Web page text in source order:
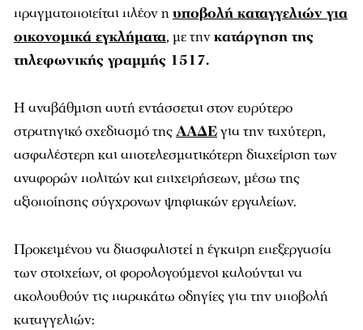
πραγματοποιείται πλέον ηυποβολή καταγγελιών για
οικονομικά εγκλήματα, με τηνκατάργηση της
τηλεφωνικής γραμμής 1517.
Η αναβάθμιση αυτή εντάσσεται στον ευρύτερο
στρατηγικό σχεδιασμό τηςΑΑΔΕγια την ταχύτερη,
ασφαλέστερη και αποτελεσματικότερη διαχείριση των
αναφορών πολιτών και επιχειρήσεων, μέσω της
αξιοποίησης σύγχρονων ψηφιακών εργαλείων.
Προκειμένου να διασφαλιστεί η έγκαιρη επεξεργασία
των στοιχείων, οι φορολογούμενοι καλούνται να
ακολουθούν τις παρακάτω οδηγίες για την υποβολή
καταγγελιών: